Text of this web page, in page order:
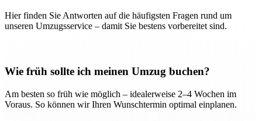
Hier finden Sie Antworten auf die häufigsten Fragen rund um
unseren Umzugsservice – damit Sie bestens vorbereitet sind.
Wie früh sollte ich meinen Umzug buchen?
Am besten so früh wie möglich – idealerweise 2–4 Wochen im
Voraus. So können wir Ihren Wunschtermin optimal einplanen.